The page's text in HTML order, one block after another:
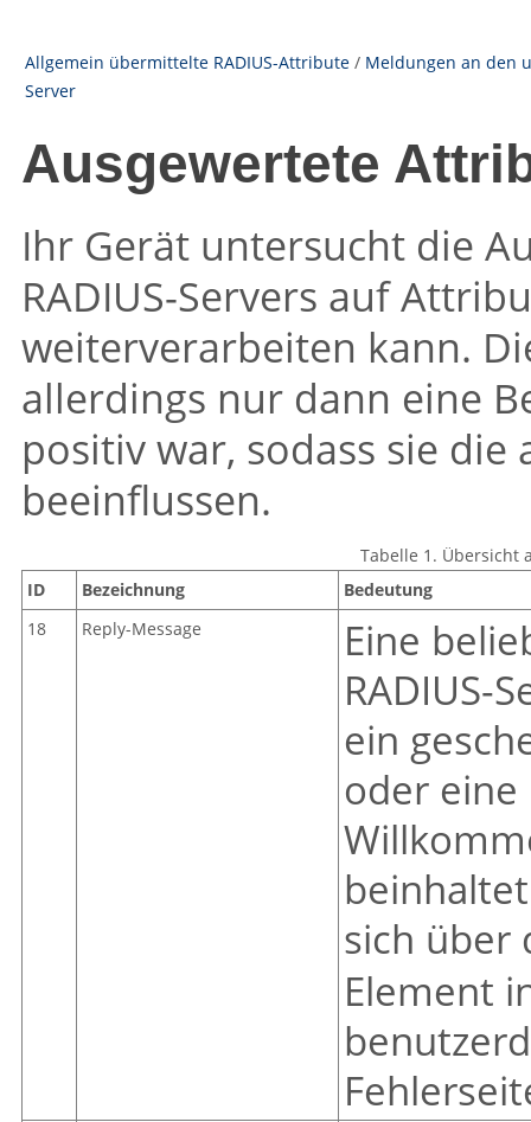
Allgemein übermittelte RADIUS-Attribute / Meldungen an den
Server
Ausgewertete
Ihr Gerät untersucht die
RADIUS-Servers auf
weiterverarbeiten kann.
allerdings nur dann eine
positiv war, sodass sie die
beeinflussen.
Tabelle 1. Übersicht
ID
Bezeichnung
Bedeutung
18
Reply-Message
Eine
RADIUS-
ein
oder eine
sich über
Element